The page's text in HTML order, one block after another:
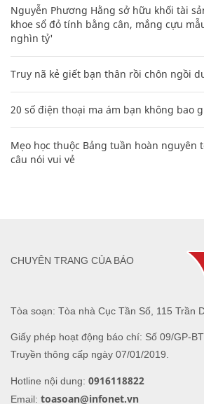
Nguyễn Phương Hằng sở hữu khối tài
khoe sổ đỏ tính bằng cân, mắng cựu
nghìn tỷ'
Truy nã kẻ giết bạn thân rồi chôn ngồi
20 số điện thoại ma ám bạn không bao
Mẹo học thuộc Bảng tuần hoàn nguyên
câu nói vui vẻ
Tòa soạn: Tòa nhà Cục Tần Số, 115 Trần
Giấy phép hoạt động báo chí: Số 09/GP-
Truyền thông cấp ngày 07/01/2019.
Hotline nội dung: 0916118822
Email: toasoan@infonet.vn
CHUYÊN TRANG CỦA BÁO